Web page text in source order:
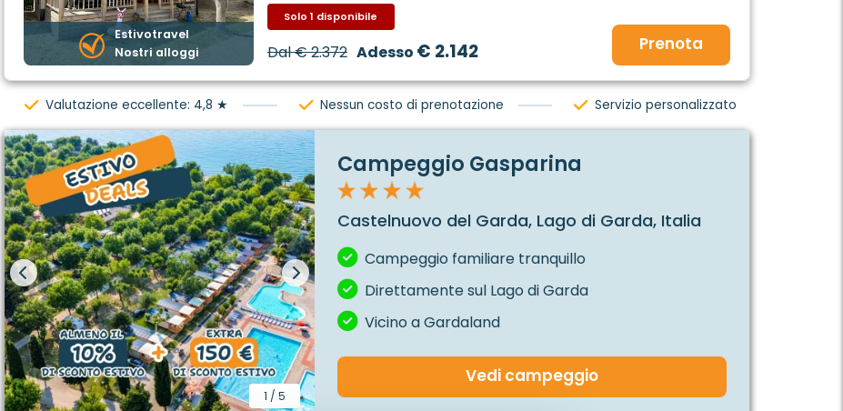
Estivotravel
Nostri alloggi
Solo 1 disponibile
Dal€ 2.372 Adesso € 2.142 Prenota
Valutazione eccellente: 4,8 ★ Nessun costo di prenotazione Servizio personalizzato
1 /5
Campeggio Gasparina
Castelnuovo del Garda, Lago di Garda, Italia
Campeggio familiare tranquillo
Direttamente sul Lago di Garda
Vicino a Gardaland
Vedi campeggio